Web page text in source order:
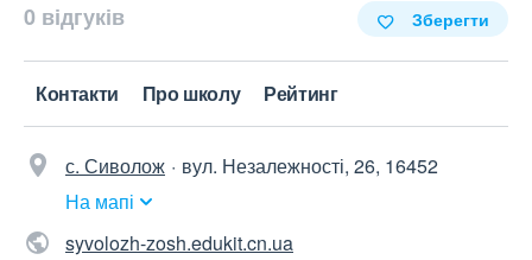
0 відгуків Зберегти
Контакти Про школу Рейтинг
с. Сиволож
вул. Незалежності, 26, 16452
На мапі
syvolozh-zosh.edukit.cn.ua